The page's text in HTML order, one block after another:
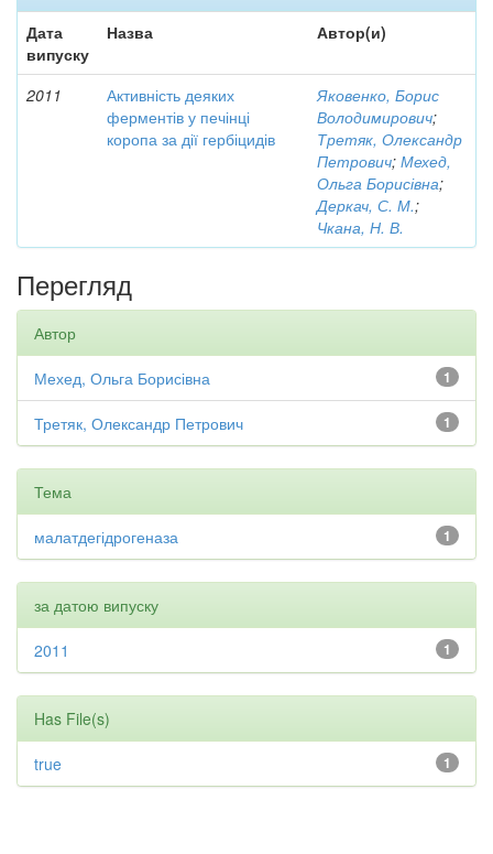
Дата
випуску
Назва Автор(и)
2011
Активність деяких
ферментів у печінці
коропа за дії гербіцидів
Яковенко, Борис
Володимирович;
Третяк, Олександр
Петрович; Мехед,
Ольга Борисівна;
Деркач, С. М.;
Чкана, Н. В.
Перегляд
Автор
1
Мехед, Ольга Борисівна
1
Третяк, Олександр Петрович
Тема
1
малатдегідрогеназа
за датою випуску
1
2011
Has File(s)
1
true